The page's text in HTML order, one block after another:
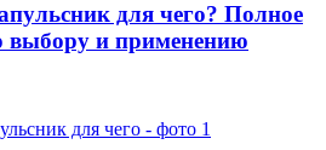
для чего? Полное
выбору и применению